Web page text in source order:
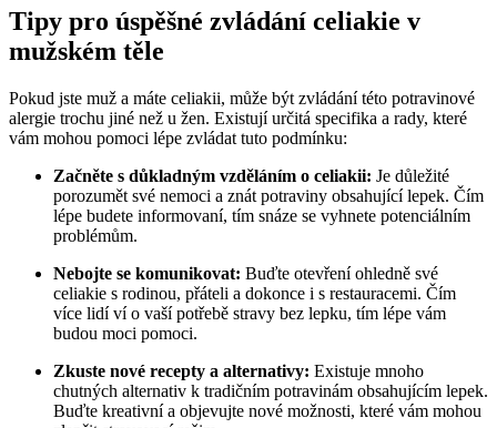
Tipy pro úspěšné zvládání celiakie v
mužském těle
Pokud jste muž a máte celiakii, může být zvládání této potravinové
alergie trochu jiné než u žen. Existují určitá specifika a rady, které
vám mohou pomoci lépe zvládat tuto podmínku:
Začněte s důkladným vzděláním o celiakii: Je důležité
porozumět své nemoci a znát potraviny obsahující lepek. Čím
lépe budete informovaní, tím snáze se vyhnete potenciálním
problémům.
Nebojte se komunikovat: Buďte otevření ohledně své
celiakie s rodinou, přáteli a dokonce i s restauracemi. Čím
více lidí ví o vaší potřebě stravy bez lepku, tím lépe vám
budou moci pomoci.
Zkuste nové recepty a alternativy: Existuje mnoho
chutných alternativ k tradičním potravinám obsahujícím lepek.
Buďte kreativní a objevujte nové možnosti, které vám mohou